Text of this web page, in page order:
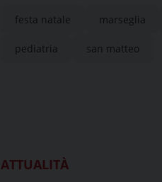
festa natale marseglia
pediatria san matteo
ATTUALITÀ